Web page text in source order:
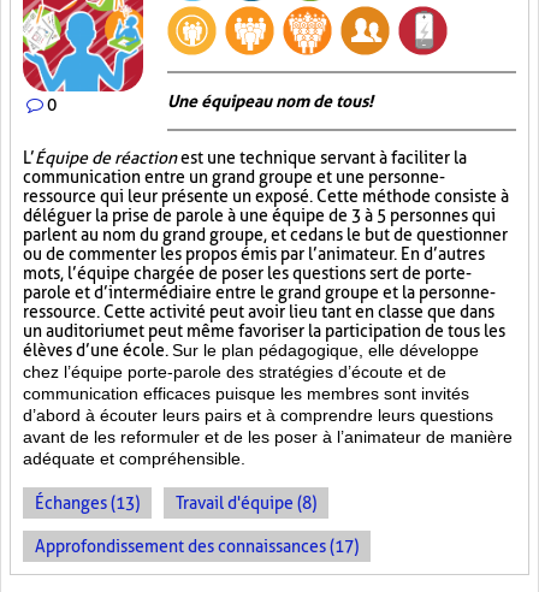
0 Une équipe au nom de tous!
L’Équipe de réactionest une technique servant à faciliter la
communication entre un grand groupe et une personne-
ressource qui leur présente un exposé. Cette méthode consiste à
déléguer la prise de parole à une équipe de 3 à 5 personnes qui
parlent au nom du grand groupe, et ce dans le but de questionner
ou de commenter les propos émis par l’animateur. En d’autres
mots, l’équipe chargée de poser les questions sert de porte-
parole et d’intermédiaire entre le grand groupe et la personne-
ressource. Cette activité peut avoir lieu tant en classe que dans
un auditorium et peut même favoriser la participation de tous les
élèves d’une école. Sur le plan pédagogique, elle développe
chez l’équipe porte-parole des stratégies d’écoute et de
communication efficaces puisque les membres sont invités
d’abord à écouter leurs pairs et à comprendre leurs questions
avant de les reformuler et de les poser à l’animateur de manière
adéquate et compréhensible.
Échanges (13) Travail d'équipe (8)
Approfondissement des connaissances (17)